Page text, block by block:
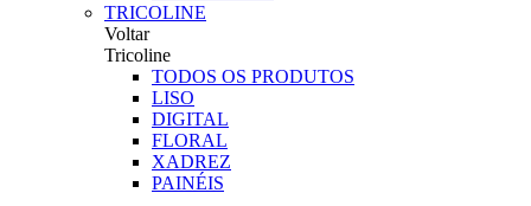
TRICOLINE
Voltar
Tricoline
TODOS OS PRODUTOS
LISO
DIGITAL
FLORAL
XADREZ
PAINÉIS